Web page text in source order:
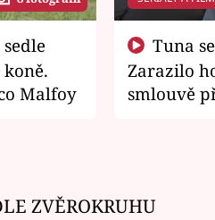
Malfoy
Zarazilo
smlouvě
ZVĚROKRUHU